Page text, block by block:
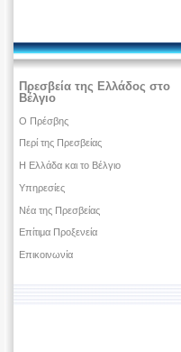
Πρεσβεία της Ελλάδος στο
Βέλγιο
Ο Πρέσβης
Περί της Πρεσβείας
Η Ελλάδα και το Βέλγιο
Υπηρεσίες
Νέα της Πρεσβείας
Επίτιμα Προξενεία
Επικοινωνία